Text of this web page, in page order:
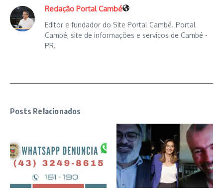
Redação Portal Cambé
Editor e fundador do Site Portal Cambé. Portal
Cambé, site de informações e serviços de Cambé -
PR.
Posts Relacionados